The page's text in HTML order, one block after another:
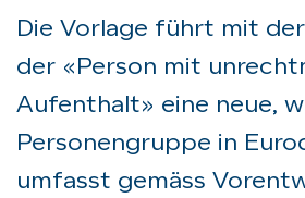
Die Vorlage führt mit
der «Person mit
Aufenthalt» eine neue,
Personengruppe in
umfasst gemäss